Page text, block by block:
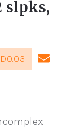
slpks,